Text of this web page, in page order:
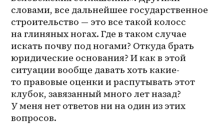
словами, все дальнейшее государственное
строительство — это все такой колосс
на глиняных ногах. Где в таком случае
искать почву под ногами? Откуда брать
юридические основания? И как в этой
ситуации вообще давать хоть какие-
то правовые оценки и распутывать этот
клубок, завязанный много лет назад?
У меня нет ответов ни на один из этих
вопросов.